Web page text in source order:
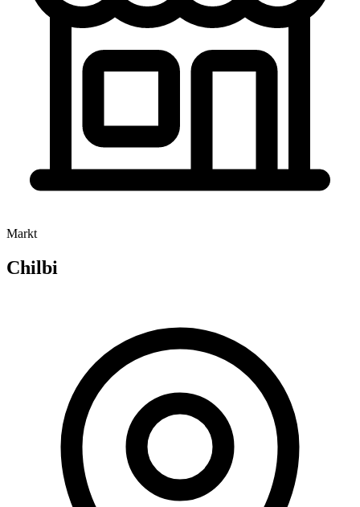
Markt
Chilbi